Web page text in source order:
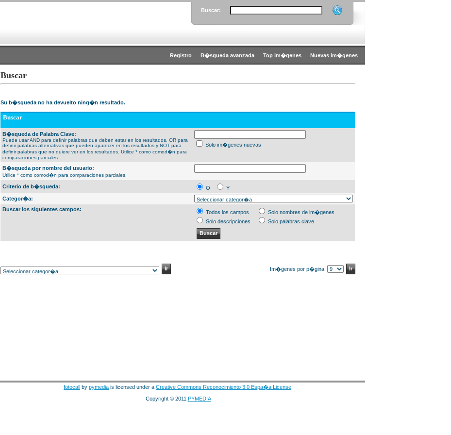
Buscar:
Registro B�squeda avanzada Top im�genes Nuevas im�genes
Buscar
Su b�squeda no ha devuelto ning�n resultado.
Buscar
B�squeda de Palabra Clave:
Puede usar AND para definir palabras que deben estar en los resultados, OR para
definir palabras alternativas que pueden aparecer en los resultados y NOT para
definir palabras que no quiere ver en los resultados. Utilice * como comod�n para
comparaciones parciales.
Solo im�genes nuevas
B�squeda por nombre del usuario:
Utilice * como comod�n para comparaciones parciales.
Criterio de b�squeda: O
Y
Categor�a:
Buscar los siguientes campos:
Todos los campos
Solo nombres de im�genes
Solo descripciones
Solo palabras clave
Im�genes por p�gina:
fotocall by pymedia is licensed under a Creative Commons Reconocimiento 3.0 Espa�a License
Copyright © 2011 PYMEDIA